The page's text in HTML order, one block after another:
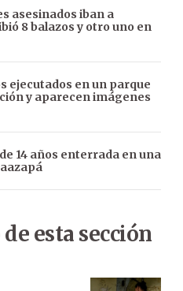
asesinados iban a
8 balazos y otro uno en
ejecutados en un parque
y aparecen imágenes
14 años enterrada en una
esta sección